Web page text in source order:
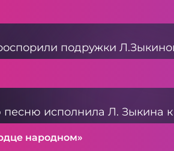
подружки
песню исполнила Л. Зыкина
народном»